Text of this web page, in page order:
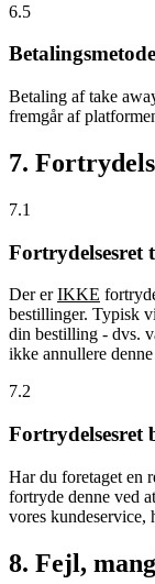
6.5
Betaling af take
fremgår af
7.
7.1
Fortrydelsesret
Der erIKKE
bestillinger. Typisk
din bestilling - dvs.
ikke annullere
7.2
Fortrydelsesret
Har du foretaget en
fortryde denne ved
vores kundeservice,
8. Fejl,